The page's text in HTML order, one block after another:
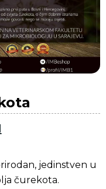
jedinstven u
čurekota.